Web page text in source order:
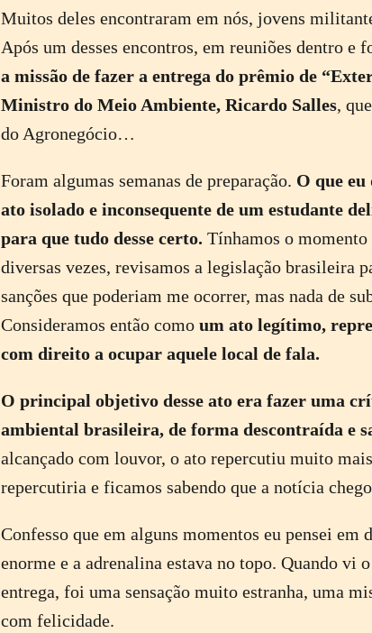
Muitos deles encontraram em nós, jovens
Após um desses encontros, em reuniões dentro e
a missão de fazer a entrega do prêmio de
Ministro do Meio Ambiente, Ricardo Salles,
do Agronegócio…
Foram algumas semanas de preparação. O que
ato isolado e inconsequente de um estudante
para que tudo desse certo. Tínhamos o
diversas vezes, revisamos a legislação brasileira
sanções que poderiam me ocorrer, mas nada de
Consideramos então como um ato legítimo,
com direito a ocupar aquele local de fala.
O principal objetivo desse ato era fazer uma
ambiental brasileira, de forma descontraída e
alcançado com louvor, o ato repercutiu muito
repercutiria e ficamos sabendo que a notícia
Confesso que em alguns momentos eu pensei em
enorme e a adrenalina estava no topo. Quando vi
entrega, foi uma sensação muito estranha, uma
com felicidade.